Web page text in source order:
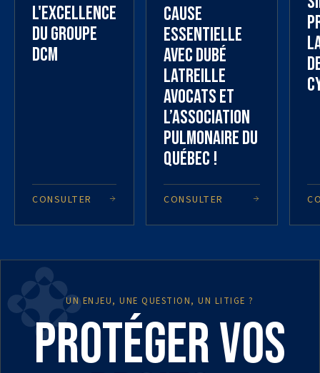
l'excellence
du Groupe
DCM
CONSULTER
cause
essentielle
avec Dubé
Latreille
Avocats et
l’Association
Pulmonaire du
Québec !
CONSULTER
UN ENJEU, UNE QUESTION, UN LITIGE ?
Protéger vos